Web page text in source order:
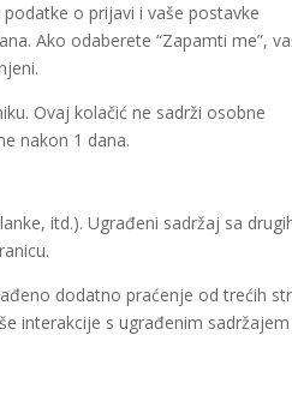
o prijavi i vaše postavke
Ako odaberete “Zapamti me”,
Ovaj kolačić ne sadrži osobne
nakon 1 dana.
itd.). Ugrađeni sadržaj sa
dodatno praćenje od trećih
interakcije s ugrađenim